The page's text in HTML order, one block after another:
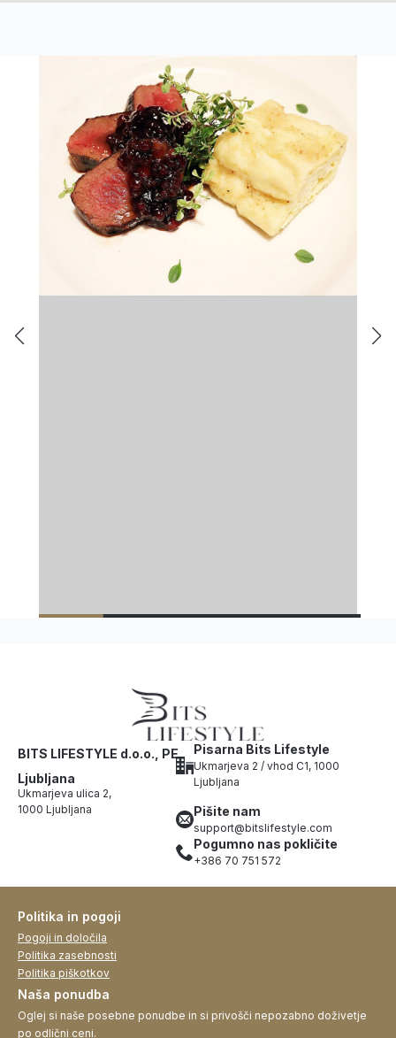
BITS LIFESTYLE d.o.o., PE
Ljubljana
Ukmarjeva ulica 2,
1000 Ljubljana
Pisarna Bits Lifestyle
Ukmarjeva 2 / vhod C1, 1000
Ljubljana
Pišite nam
support@bitslifestyle.com
Pogumno nas pokličite
+386 70 751 572
Naša ponudba
Oglej si naše posebne ponudbe in si privošči nepozabno doživetje
po odlični ceni.
Politika in pogoji
Pogoji in določila
Politika zasebnosti
Politika piškotkov